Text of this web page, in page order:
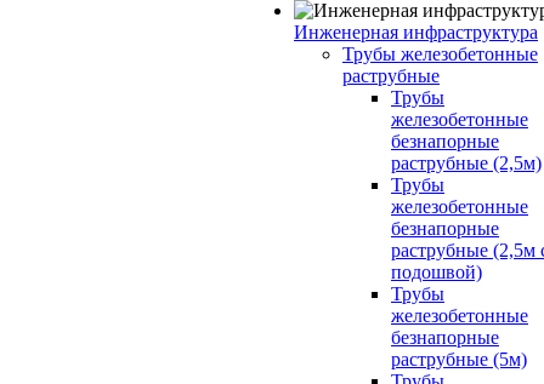
Инженерная инфраструктура
Трубы железобетонные
раструбные
Трубы
железобетонные
безнапорные
раструбные (2,5м)
Трубы
железобетонные
безнапорные
раструбные (2,5м
подошвой)
Трубы
железобетонные
безнапорные
раструбные (5м)